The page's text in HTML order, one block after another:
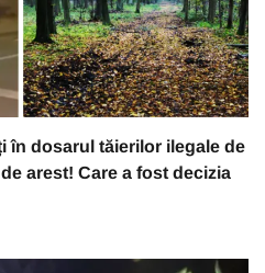
în dosarul tăierilor ilegale de
arest! Care a fost decizia